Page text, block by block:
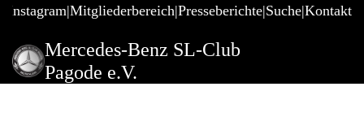
Mitgliederbereich Presseberichte Suche Kontakt
Mercedes-Benz SL-Club
Pagode e.V.